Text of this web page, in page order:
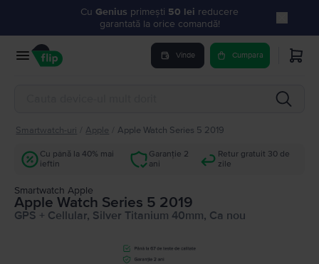
Cu Genius primești 50 lei reducere
garantată la orice comandă!
Vinde Cumpara
Smartwatch-uri Apple Apple Watch Series 5 2019
Cu până la 40% mai
ieftin
Garanție 2
ani
Retur gratuit 30 de
zile
Smartwatch Apple
Apple Watch Series 5 2019
GPS + Cellular, Silver Titanium 40mm, Ca nou